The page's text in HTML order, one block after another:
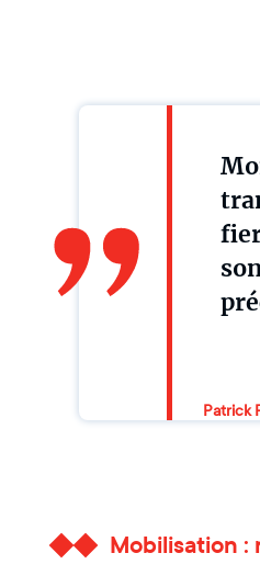
Patrick
Mobilisation :